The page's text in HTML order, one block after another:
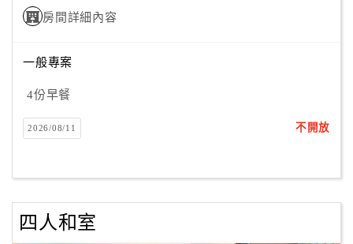
利
查
訂
房
Q&A
旅
卡
房間詳細內容
一般專案
4份早餐
2026/08/11 不開放
四人和室